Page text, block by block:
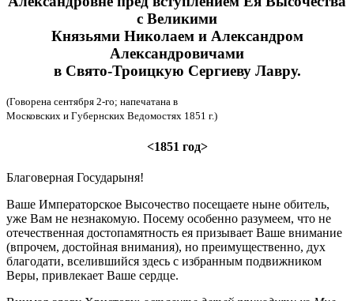
с Великими
Князьями Николаем и Александром
Александровичами
в Свято-Троицкую Сергиеву Лавру.
(Говорена сентября 2-го; напечатана в
Московских и Губернских Ведомостях 1851 г.)
<1851 год>
Благоверная Государыня!
Ваше Императорское Высочество посещаете ныне обитель,
уже Вам не незнакомую. Посему особенно разумеем, что не
отечественная достопамятность ея призывает Ваше внимание
(впрочем, достойная внимания), но преимущественно, дух
благодати, вселившийся здесь с избранным подвижником
Веры, привлекает Ваше сердце.